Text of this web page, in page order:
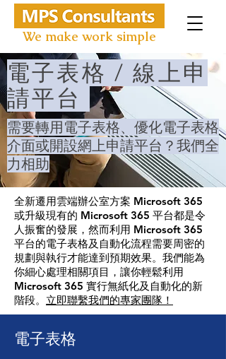
We make work simple
電子表格 / 線上申
請平台
需要轉用電子表格、優化電子表格
介面或開設網上申請平台？我們全
力相助
全新遷用雲端辦公室方案 Microsoft 365
或升級現有的 Microsoft 365 平台都是令
人振奮的發展，然而利用 Microsoft 365
平台的電子表格及自動化流程需要周密的
規劃與執行才能達到預期效果。我們能為
你細心處理相關項目，讓你輕鬆利用
Microsoft 365 實行無紙化及自動化的新
階段。 立即聯繫我們的專家團隊！
電子表格